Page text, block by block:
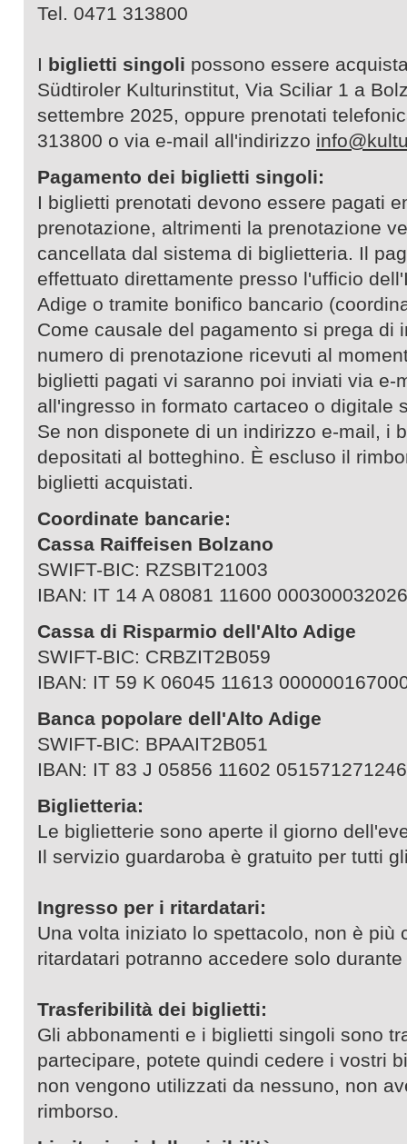
Tel. 0471 313800
I biglietti singoli possono essere
Südtiroler Kulturinstitut, Via Sciliar 1 a
settembre 2025, oppure prenotati
313800 o via e-mail all'indirizzo
Pagamento dei biglietti singoli:
I biglietti prenotati devono essere pagati
prenotazione, altrimenti la prenotazione
cancellata dal sistema di biglietteria. Il
effettuato direttamente presso l'ufficio
Adige o tramite bonifico bancario
Come causale del pagamento si prega di
numero di prenotazione ricevuti al
biglietti pagati vi saranno poi inviati via e-
all'ingresso in formato cartaceo o digitale
Se non disponete di un indirizzo e-mail, i
depositati al botteghino. È escluso il
biglietti acquistati.
Coordinate bancarie:
Cassa Raiffeisen Bolzano
SWIFT-BIC: RZSBIT21003
IBAN: IT 14 A 08081 11600 000300032026
Cassa di Risparmio dell'Alto Adige
SWIFT-BIC: CRBZIT2B059
IBAN: IT 59 K 06045 11613
Banca popolare dell'Alto Adige
SWIFT-BIC: BPAAIT2B051
IBAN: IT 83 J 05856 11602 051571271246
Biglietteria:
Le biglietterie sono aperte il giorno
Il servizio guardaroba è gratuito per tutti
Ingresso per i ritardatari:
Una volta iniziato lo spettacolo, non è più
ritardatari potranno accedere solo
Trasferibilità dei biglietti:
Gli abbonamenti e i biglietti singoli sono
partecipare, potete quindi cedere i vostri
non vengono utilizzati da nessuno, non
rimborso.